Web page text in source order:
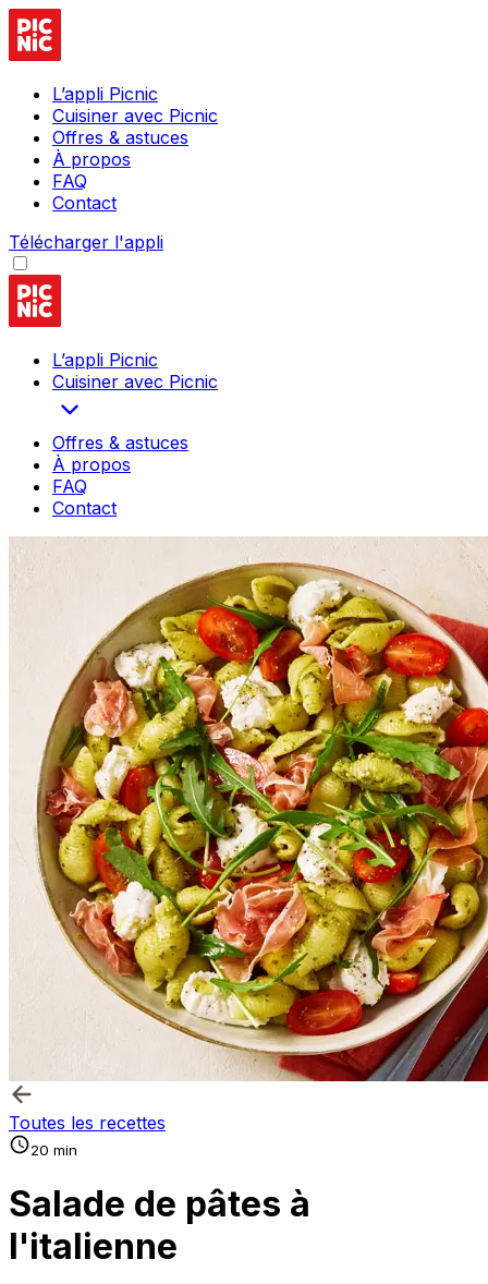
L’appli Picnic
Cuisiner avec Picnic
Offres & astuces
À propos
FAQ
Contact
Télécharger l'appli
L’appli Picnic
Cuisiner avec Picnic
Offres & astuces
À propos
FAQ
Contact
Toutes les recettes
20 min
Salade de pâtes à
l'italienne